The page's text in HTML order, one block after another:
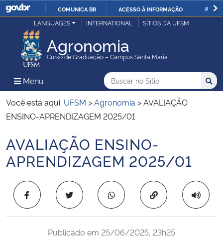
IR
O
COMUNICA BR ACESSO À INFORMAÇÃO
Ministério da Justiça e Segurança Pública
Ministério da Defesa
Ministério das Relações Exteriores
Ministério da Infraestrutura
Ministério da Educação
Ministério da Cidadania
LANGUAGES INTERNATIONAL SÍTIOS DA UFSM
Agronomia
Curso de Graduação – Campus Santa Maria
Menu Menu Principal do Sítio
Busca
Buscar no no Sítio
Busca:
Você está aqui: UFSM >Agronomia >AVALIAÇÃO
ENSINO-APRENDIZAGEM 2025/01
Início do conteúdo
AVALIAÇÃO ENSINO-
APRENDIZAGEM 2025/01
Copiar para área
Publicado em 25/06/2025, 23h25